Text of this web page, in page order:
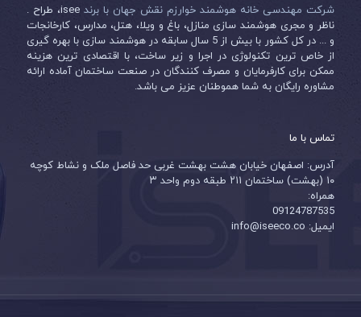
شرکت مهندسی خانه هوشمند خوارزم نقش جهان با برند
isee، طراح .
ناظر و مجری هوشمند سازی منازل، باغ و ویلا، هتل، مدارس، کارخانجات
و ... در کل کشور با بیش از 5 سال سابقه در هوشمند سازی با بهره گیری
از خاص ترین تکنولوژی در اجرا و زیر ساخت، با اقتصادی ترین هزینه
ممکن برای کارفرمایان و مصرف کنندگان در صنعت ساختمان آماده ارائه
مشاوره رایگان به شما هموطنان عزیز می باشد.
تماس با ما
آدرس: اصفهان خیابان هشت بهشت غربی حد فاصل ملک و نشاط کوچه
۱۰ (بهشت) ساختمان ۲۱۱ طبقه دوم واحد ۳
همراه:
09124787535
ایمیل: info@iseeco.co